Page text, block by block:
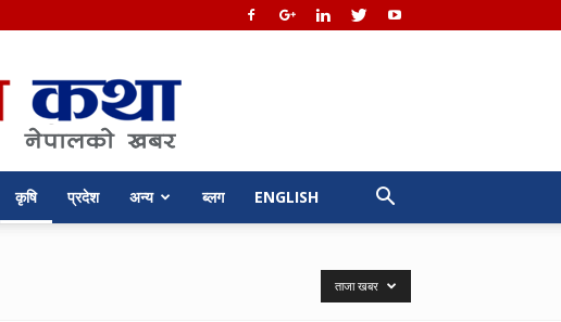
कृषि प्रदेश अन्य ब्लग ENGLISH
ताजा खबर